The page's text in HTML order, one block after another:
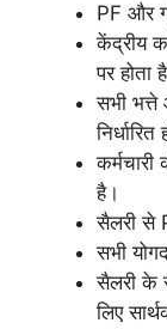
PF और
केंद्रीय
पर होता
सभी
निर्धारित
कर्मचारी
है।
सैलरी से
सभी
सैलरी के
लिए